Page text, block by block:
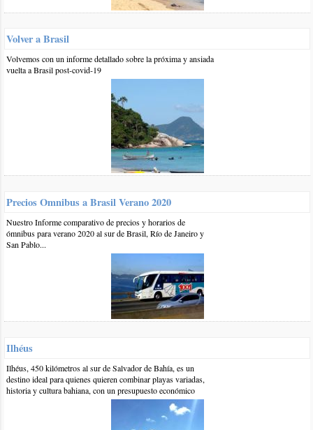
Volver a Brasil
Volvemos con un informe detallado sobre la próxima y ansiada
vuelta a Brasil post-covid-19
Precios Omnibus a Brasil Verano 2020
Nuestro Informe comparativo de precios y horarios de
ómnibus para verano 2020 al sur de Brasil, Río de Janeiro y
San Pablo...
Ilhéus
Ilhéus, 450 kilómetros al sur de Salvador de Bahía, es un
destino ideal para quienes quieren combinar playas variadas,
historia y cultura bahiana, con un presupuesto económico
respectivos autores, que se reservan todos los derechos sobre los
mismos
Las imágenes contenidas en este sitio están sujetas a la respectiva
licencia y acreditación que las acompaña
Este website usa Cookies.Saber más sobre nuestra política de Cookies